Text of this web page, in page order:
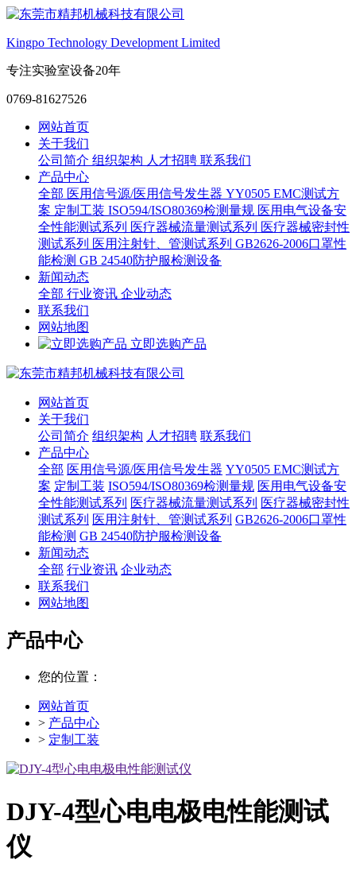
Kingpo Technology Development Limited
专注实验室设备20年
0769-81627526
网站首页
关于我们
公司简介 组织架构 人才招聘 联系我们
产品中心
全部 医用信号源/医用信号发生器 YY0505 EMC测试方
案 定制工装 ISO594/ISO80369检测量规 医用电气设备安
全性能测试系列 医疗器械流量测试系列 医疗器械密封性
测试系列 医用注射针、管测试系列 GB2626-2006口罩性
能检测 GB 24540防护服检测设备
新闻动态
全部 行业资讯 企业动态
联系我们
网站地图
立即选购产品
网站首页
关于我们
公司简介 组织架构 人才招聘 联系我们
产品中心
全部 医用信号源/医用信号发生器 YY0505 EMC测试方
案 定制工装 ISO594/ISO80369检测量规 医用电气设备安
全性能测试系列 医疗器械流量测试系列 医疗器械密封性
测试系列 医用注射针、管测试系列 GB2626-2006口罩性
能检测 GB 24540防护服检测设备
新闻动态
全部 行业资讯 企业动态
联系我们
网站地图
产品中心
您的位置：
网站首页
> 产品中心
> 定制工装
DJY-4型心电电极电性能测试
仪